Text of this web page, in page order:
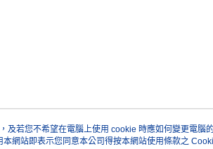
客服資訊
及若您不希望在電腦上使用 cookie 時應如何變更電腦
本網站即表示您同意本公司得按本網站使用條款之